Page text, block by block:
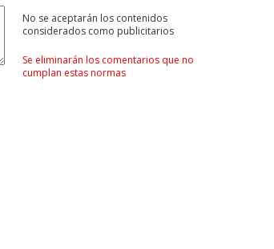
No se aceptarán los contenidos
considerados como publicitarios
Se eliminarán los comentarios que no
cumplan estas normas